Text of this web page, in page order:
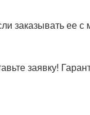
заказывать
заявку!